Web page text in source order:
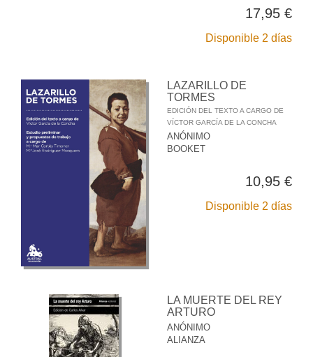
17,95 €
Disponible 2 días
LAZARILLO DE
TORMES
EDICIÓN DEL TEXTO A CARGO DE
VÍCTOR GARCÍA DE LA CONCHA
ANÓNIMO
BOOKET
10,95 €
Disponible 2 días
LA MUERTE DEL REY
ARTURO
ANÓNIMO
ALIANZA